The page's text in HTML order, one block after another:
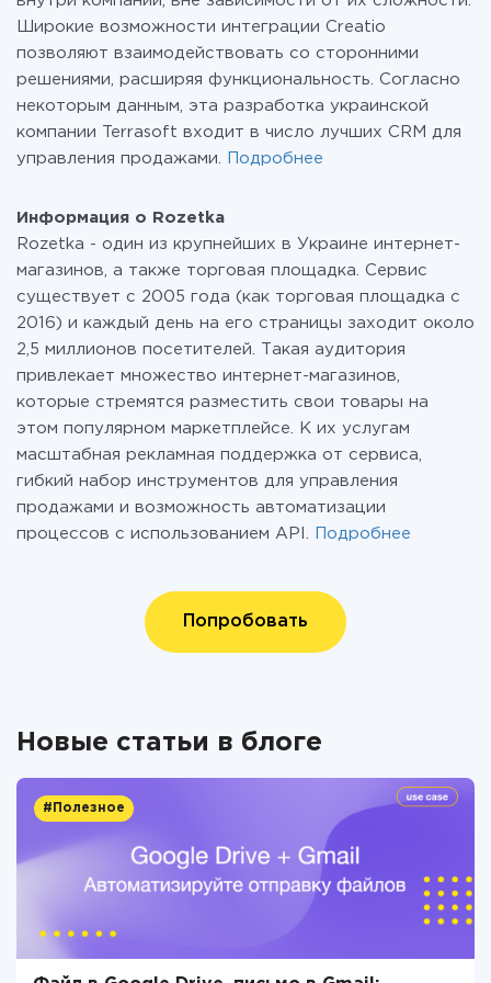
Широкие возможности интеграции Creatio
позволяют взаимодействовать со сторонними
решениями, расширяя функциональность. Согласно
некоторым данным, эта разработка украинской
компании Terrasoft входит в число лучших CRM для
управления продажами.
Подробнее
Информация о Rozetka
Rozetka - один из крупнейших в Украине интернет-
магазинов, а также торговая площадка. Сервис
существует с 2005 года (как торговая площадка с
2016) и каждый день на его страницы заходит около
2,5 миллионов посетителей. Такая аудитория
привлекает множество интернет-магазинов,
которые стремятся разместить свои товары на
этом популярном маркетплейсе. К их услугам
масштабная рекламная поддержка от сервиса,
гибкий набор инструментов для управления
продажами и возможность автоматизации
процессов с использованием API.
Подробнее
Попробовать
Новые статьи в блоге
#Полезное